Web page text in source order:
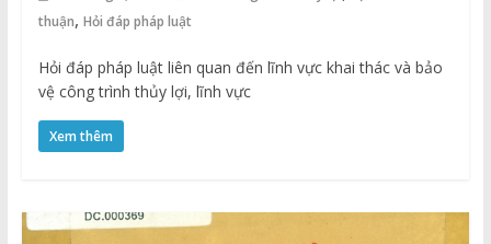
trình thủy lợi, lĩnh vực
phòng, chống lụt, bão
thuận, Hỏi đáp pháp luật
Hỏi đáp pháp luật liên quan đến lĩnh vực khai thác và bảo
vệ công trình thủy lợi, lĩnh vực
Xem thêm